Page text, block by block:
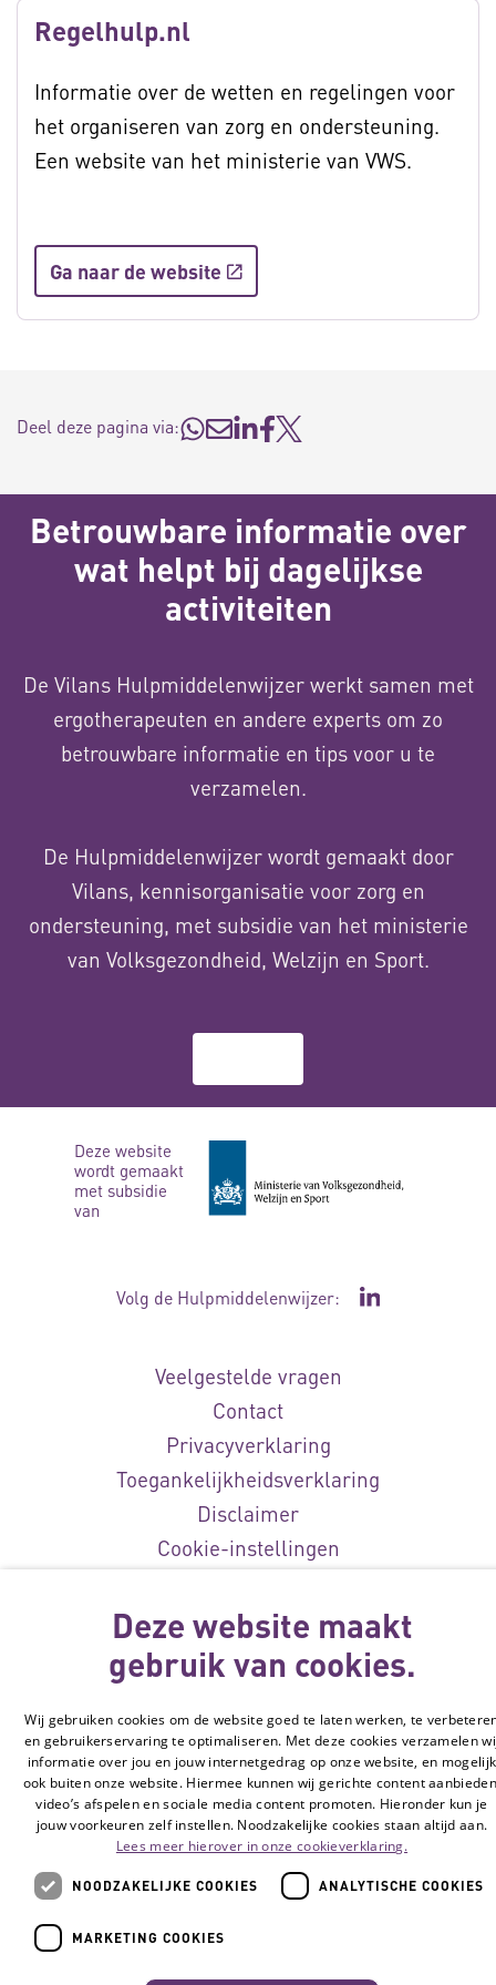
Regelhulp.nl
Informatie over de wetten en regelingen voor
het organiseren van zorg en ondersteuning.
Een website van het ministerie van VWS.
Ga naar de website
Deel deze pagina via:
Betrouwbare informatie over
wat helpt bij dagelijkse
activiteiten
De Vilans Hulpmiddelenwijzer werkt samen met
ergotherapeuten en andere experts om zo
betrouwbare informatie en tips voor u te
verzamelen.
De Hulpmiddelenwijzer wordt gemaakt door
Vilans, kennisorganisatie voor zorg en
ondersteuning, met subsidie van het ministerie
van Volksgezondheid, Welzijn en Sport.
Deze website
wordt gemaakt
met subsidie
van
Volg de Hulpmiddelenwijzer: Ga naar de
Veelgestelde vragen
Contact
Privacyverklaring
Toegankelijkheidsverklaring
Disclaimer
Cookie-instellingen
Deze website maakt
gebruik van cookies.
Wij gebruiken cookies om de website goed te laten werken, te
en gebruikerservaring te optimaliseren. Met deze cookies verzamelen
informatie over jou en jouw internetgedrag op onze website, en mogelijk
ook buiten onze website. Hiermee kunnen wij gerichte content
video’s afspelen en sociale media content promoten. Hieronder kun je
jouw voorkeuren zelf instellen. Noodzakelijke cookies staan altijd aan.
Lees meer hierover in onze cookieverklaring.
NOODZAKELIJKE COOKIES ANALYTISCHE COOKIES
MARKETING COOKIES